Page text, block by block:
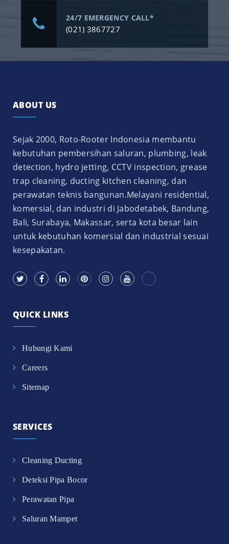
24/7 EMERGENCY CALL*
(021) 3867727
ABOUT US
Sejak 2000, Roto-Rooter Indonesia membantu
kebutuhan pembersihan saluran, plumbing, leak
detection, hydro jetting, CCTV inspection, grease
trap cleaning, ducting kitchen cleaning, dan
perawatan teknis bangunan.Melayani residential,
komersial, dan industri di Jabodetabek, Bandung,
Bali, Surabaya, Makassar, serta kota besar lain
untuk kebutuhan komersial dan industrial sesuai
kesepakatan.
QUICK LINKS
Hubungi Kami
Careers
Sitemap
SERVICES
Cleaning Ducting
Deteksi Pipa Bocor
Perawatan Pipa
Saluran Mampet